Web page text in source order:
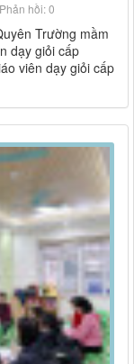
Phản hồi: 0
Trường mầm
dạy giỏi cấp
viên dạy giỏi cấp